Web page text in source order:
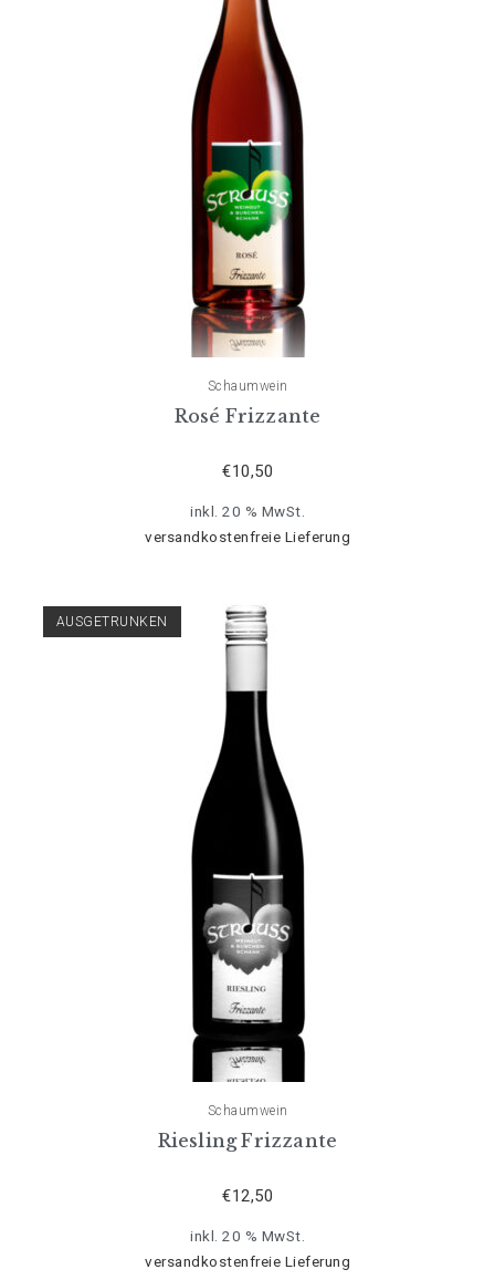
Schaumwein
Rosé Frizzante
€10,50
inkl. 20 % MwSt.
versandkostenfreie Lieferung
AUSGETRUNKEN
Schaumwein
Riesling Frizzante
€12,50
inkl. 20 % MwSt.
versandkostenfreie Lieferung